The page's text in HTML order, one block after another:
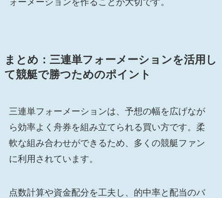
ォーメーションを作ることが大切です。
まとめ：三連単フォーメーションを活用し
て競艇で勝つためのポイント
三連単フォーメーションは、予想の幅を広げなが
ら効率よく舟券を組み立てられる買い方です。柔
軟な組み合わせができるため、多くの競艇ファン
に利用されています。
点数計算や資金配分を工夫し、的中率と配当のバ